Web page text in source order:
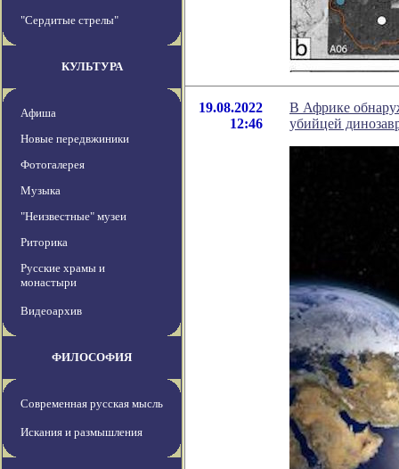
"Сердитые стрелы"
КУЛЬТУРА
Афиша
Новые передвжиники
Фотогалерея
Музыка
"Неизвестные" музеи
Риторика
Русские храмы и
монастыри
Видеоархив
ФИЛОСОФИЯ
Современная русская мысль
Искания и размышления
19.08.2022
12:46
В Африке
убийцей